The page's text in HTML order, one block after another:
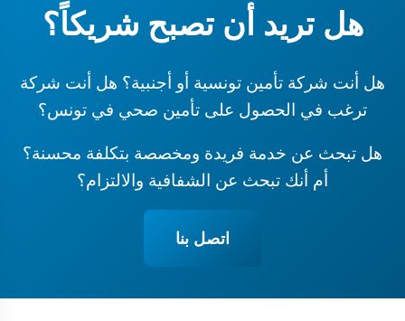
هل تريد أن تصبح شريكاً؟
هل أنت شركة تأمين تونسية أو أجنبية؟ هل أنت شركة
ترغب في الحصول على تأمين صحي في تونس؟
هل تبحث عن خدمة فريدة ومخصصة بتكلفة محسنة؟
أم أنك تبحث عن الشفافية والالتزام؟
اتصل بنا